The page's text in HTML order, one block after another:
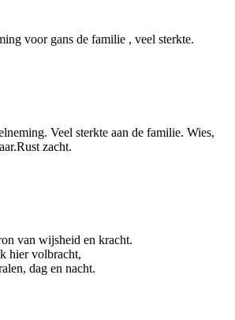
voor gans de familie , veel sterkte.
Veel sterkte aan de familie. Wies,
zacht.
van wijsheid en kracht.
hier volbracht,
dag en nacht.